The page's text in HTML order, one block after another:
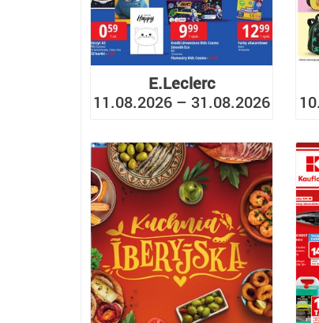
E.Leclerc
11.08.2026 – 31.08.2026